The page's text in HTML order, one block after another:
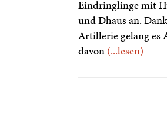
Eindringlinge mit
und Dhaus an.
Artillerie gelang es
davon (...lesen)